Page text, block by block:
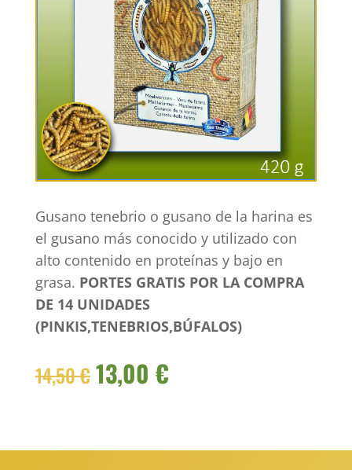
Gusano tenebrio o gusano de la harina es
el gusano más conocido y utilizado con
alto contenido en proteínas y bajo en
grasa. PORTES GRATIS POR LA COMPRA
DE 14 UNIDADES
(PINKIS,TENEBRIOS,BÚFALOS)
14,50€ El
precio
14,50 €.
13,00 €El
precio
13,00 €.